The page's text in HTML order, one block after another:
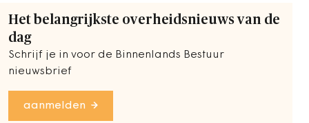
Het belangrijkste overheidsnieuws van de
dag
Schrijf je in voor de Binnenlands Bestuur
nieuwsbrief
aanmelden